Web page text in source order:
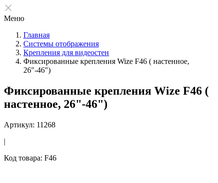
Меню
Главная
Системы отображения
Крепления для видеостен
Фиксированные крепления Wize F46 ( настенное,
26"-46")
Фиксированные крепления Wize F46 (
настенное, 26"-46")
Артикул: 11268
|
Код товара: F46